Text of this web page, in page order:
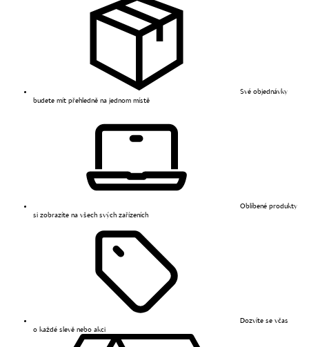
Své objednávky
budete mít přehledně na jednom místě
Oblíbené produkty
si zobrazíte na všech svých zařízeních
Dozvíte se včas
o každé slevě nebo akci